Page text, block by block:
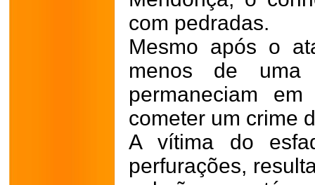
com pedradas.
Mesmo após o
menos de uma
permaneciam
cometer um crime
A vítima do
perfurações,